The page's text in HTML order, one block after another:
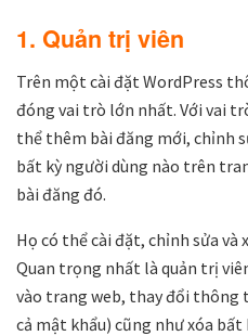
1. Quản trị viên
Trên một cài đặt WordPress
đóng vai trò lớn nhất. Với vai
thể thêm bài đăng mới, chỉnh
bất kỳ người dùng nào trên
bài đăng đó.
Họ có thể cài đặt, chỉnh sửa và
Quan trọng nhất là quản trị
vào trang web, thay đổi thông
cả mật khẩu) cũng như xóa